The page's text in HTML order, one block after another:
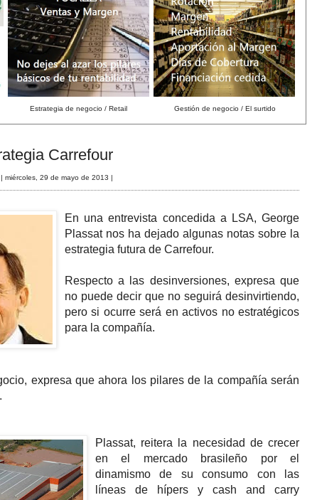
Estrategia de negocio / Retail Gestión de negocio / El surtido
Carrefour
| miércoles, 29 de mayo de 2013 |
En una entrevista concedida a LSA, George
Plassat nos ha dejado algunas notas sobre la
estrategia futura de Carrefour.
Respecto a las desinversiones, expresa que
no puede decir que no seguirá desinvirtiendo,
pero si ocurre será en activos no estratégicos
para la compañía.
expresa que ahora los pilares de la compañía serán
Plassat, reitera la necesidad de crecer
en el mercado brasileño por el
dinamismo de su consumo con las
líneas de hípers y cash and carry